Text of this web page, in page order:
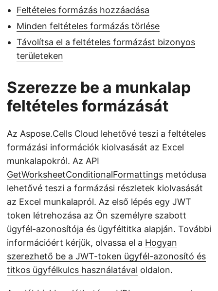
Feltételes formázás hozzáadása
Minden feltételes formázás törlése
Távolítsa el a feltételes formázást bizonyos
területeken
Szerezze be a munkalap
feltételes formázását
Az Aspose.Cells Cloud lehetővé teszi a feltételes
formázási információk kiolvasását az Excel
munkalapokról. Az API
GetWorksheetConditionalFormattings metódusa
lehetővé teszi a formázási részletek kiolvasását
az Excel munkalapról. Az első lépés egy JWT
token létrehozása az Ön személyre szabott
ügyfél-azonosítója és ügyféltitka alapján. További
információért kérjük, olvassa el a Hogyan
szerezhető be a JWT-token ügyfél-azonosító és
titkos ügyfélkulcs használatával oldalon.